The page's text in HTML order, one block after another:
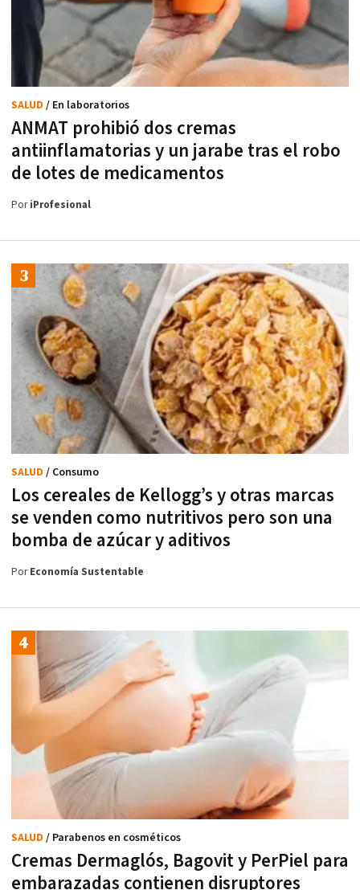
ANMAT prohibió dos cremas
antiinflamatorias y un jarabe tras el robo
de lotes de medicamentos
SALUD / En laboratorios
PoriProfesional
Los cereales de Kellogg’s y otras marcas
se venden como nutritivos pero son una
bomba de azúcar y aditivos
SALUD / Consumo
PorEconomía Sustentable
Cremas Dermaglós, Bagovit y PerPiel para
embarazadas contienen disruptores
SALUD / Parabenos en cosméticos